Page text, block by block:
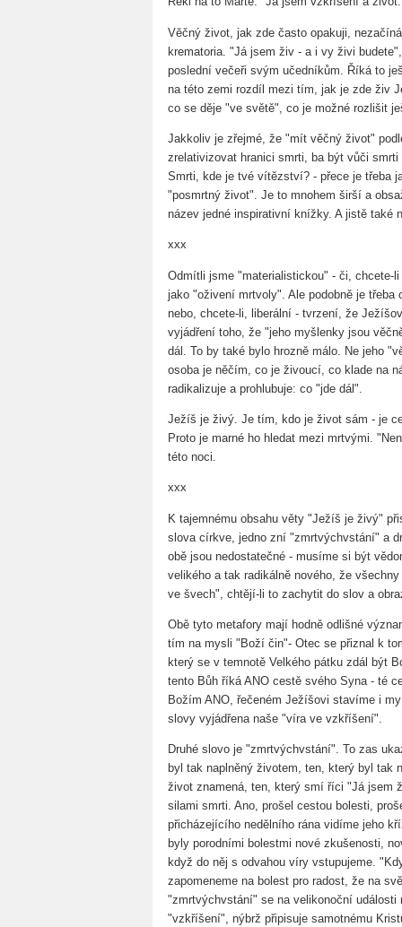
Věčný život, jak zde často opakuji,
krematoria. "Já jsem živ - a i vy živi
poslední večeři svým učedníkům. Říká to
na této zemi rozdíl mezi tím, jak je zde živ
co se děje "ve světě", co je možné rozlišit
Jakkoliv je zřejmé, že "mít věčný život"
zrelativizovat hranici smrti, ba být vůči
Smrti, kde je tvé vítězství? - přece je třeba
"posmrtný život". Je to mnohem širší a
název jedné inspirativní knížky. A jistě také
xxx
Odmítli jsme "materialistickou" - či, chcete-
jako "oživení mrtvoly". Ale podobně je
nebo, chcete-li, liberální - tvrzení, že
vyjádření toho, že "jeho myšlenky jsou
dál. To by také bylo hrozně málo. Ne jeho
osoba je něčím, co je živoucí, co klade na
radikalizuje a prohlubuje: co "jde dál".
Ježíš je živý. Je tím, kdo je život sám - je
Proto je marné ho hledat mezi mrtvými.
této noci.
xxx
K tajemnému obsahu věty "Ježíš je živý"
slova církve, jedno zní "zmrtvýchvstání" a
obě jsou nedostatečné - musíme si být
velikého a tak radikálně nového, že
ve švech", chtějí-li to zachytit do slov a
Obě tyto metafory mají hodně odlišné
tím na mysli "Boží čin"- Otec se přiznal k
který se v temnotě Velkého pátku zdál být
tento Bůh říká ANO cestě svého Syna - té
Božím ANO, řečeném Ježíšovi stavíme i
slovy vyjádřena naše "víra ve vzkříšení".
Druhé slovo je "zmrtvýchvstání". To zas
byl tak naplněný životem, ten, který byl tak
život znamená, ten, který smí říci "Já jsem
silami smrti. Ano, prošel cestou bolesti,
přicházejícího nedělního rána vidíme jeho
byly porodními bolestmi nové zkušenosti,
když do něj s odvahou víry vstupujeme.
zapomeneme na bolest pro radost, že na
"zmrtvýchvstání" se na velikonoční
"vzkříšení", nýbrž připisuje samotnému